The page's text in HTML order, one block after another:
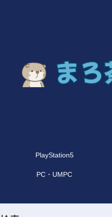
PlayStation5
PC・UMPC